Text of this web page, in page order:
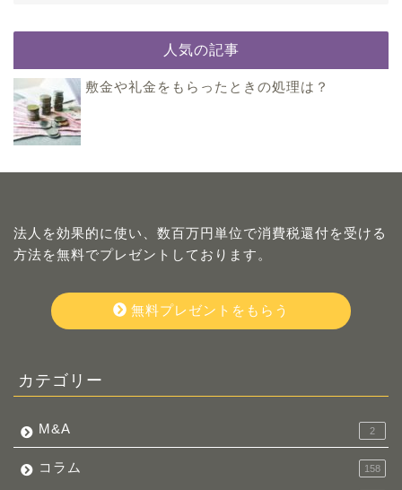
人気の記事
敷金や礼金をもらったときの処理は？
法人を効果的に使い、数百万円単位で消費税還付を受ける
方法を無料でプレゼントしております。
無料プレゼントをもらう
カテゴリー
M&A 2
コラム 158